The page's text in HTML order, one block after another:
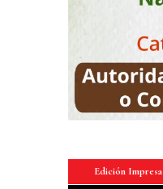
Edición Impresa